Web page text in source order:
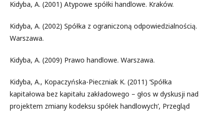
Kidyba, A. (2001) Atypowe spółki handlowe. Kraków.
Kidyba, A. (2002) Spółka z ograniczoną odpowiedzialnością.
Warszawa.
Kidyba, A. (2009) Prawo handlowe. Warszawa.
Kidyba, A., Kopaczyńska-Pieczniak K. (2011) ‘Spółka
kapitałowa bez kapitału zakładowego – głos w dyskusji nad
projektem zmiany kodeksu spółek handlowych’, Przegląd